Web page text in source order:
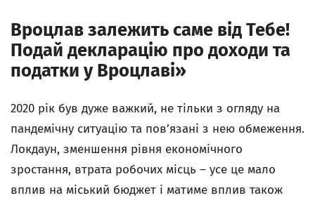
Вроцлав залежить саме від Тебе!
Подай декларацію про доходи та
податки у Вроцлаві»
2020 рік був дуже важкий, не тільки з огляду на
пандемічну ситуацію та пов’язані з нею обмеження.
Локдаун, зменшення рівня економічного
зростання, втрата робочих місць – усе це мало
вплив на міський бюджет і матиме вплив також